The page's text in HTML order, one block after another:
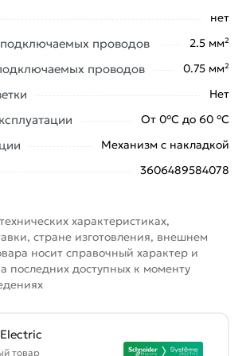
менеджеры обработают
с Вами для согласования условий
ознакомиться с
и отзывами.
производителя
сертифицирован,
стандартам качества. Возврат
нет
проводов 2.5 мм²
проводов 0.75 мм²
Нет
От 0°С до 60 °С
Механизм с накладкой
3606489584078
характеристиках,
стране изготовления, внешнем
носит справочный характер и
последних доступных к моменту
товар